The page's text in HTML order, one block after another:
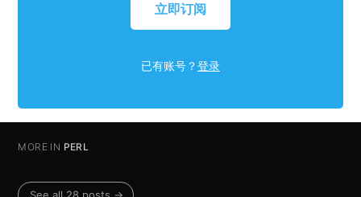
立即订阅
已有账号？登录
MORE IN PERL